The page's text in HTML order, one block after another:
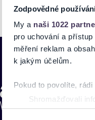
Zodpovědné
My a naši 1022
pro uchování a
měření reklam a
k jakým účelům.
Pokud to povolíte,
Shromažďovali
Identifikovali